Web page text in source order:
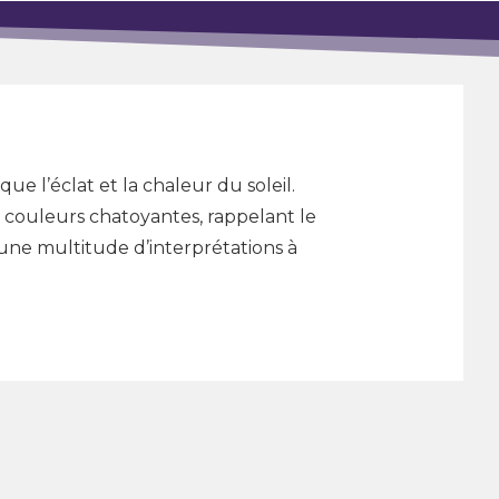
l’éclat et la chaleur du soleil.
chatoyantes, rappelant le
multitude d’interprétations à